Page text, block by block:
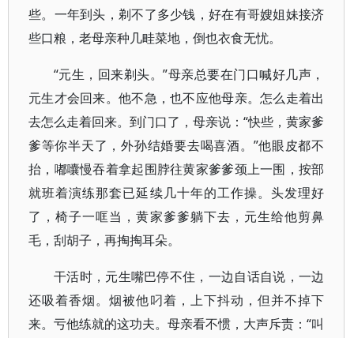
些。一年到头，剃不了多少钱，好在有哥嫂姐妹接济
些口粮，老母亲种几畦菜地，倒也衣食无忧。
“元生，回来剃头。”母亲总要在门口喊好几声，
元生才会回来。他不急，也不应他母亲。怎么走着出
去怎么走着回来。到门口了，母亲说：“快些，黄家爹
爹等你半天了，外孙结婚要去喝喜酒。”他眼皮都不
抬，嘟囔慢吞着拿起围脖往黄家爹爹颈上一围，按部
就班着演练那套已延续几十年的工作操。头发理好
了，椅子一哐当，黄家爹爹躺下去，元生给他剪鼻
毛，刮胡子，再掏掏耳朵。
干活时，元生嘴巴停不住，一边自话自说，一边
还吸着香烟。烟被他叼着，上下抖动，但并不掉下
来。亏他练就的这功夫。母亲看不惯，大声斥责：“叫